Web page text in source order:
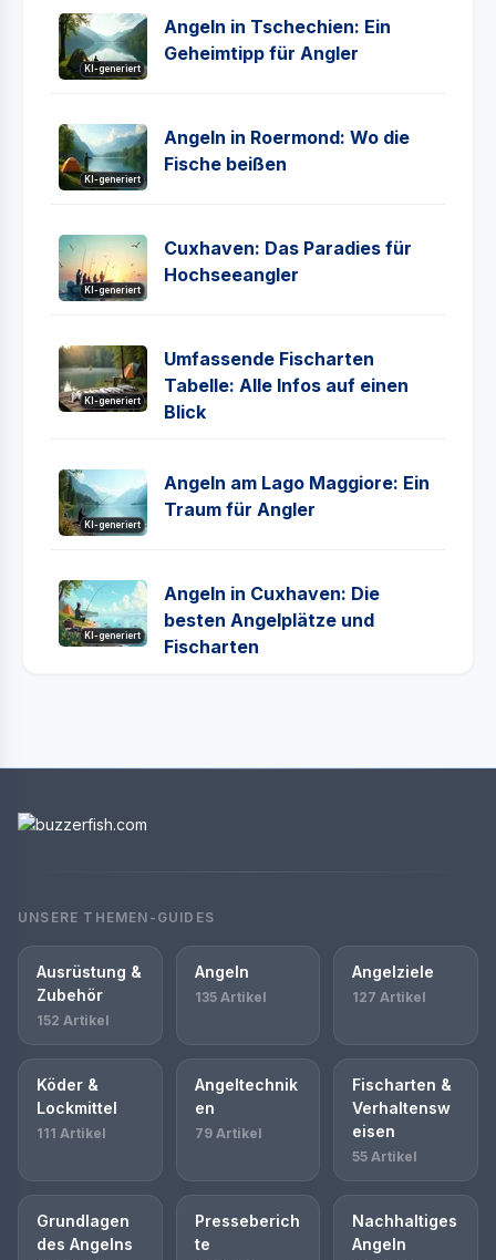
KI-generiert
Angeln in Tschechien: Ein
Geheimtipp für Angler
KI-generiert
Angeln in Roermond: Wo die
Fische beißen
KI-generiert
Cuxhaven: Das Paradies für
Hochseeangler
KI-generiert
Umfassende Fischarten
Tabelle: Alle Infos auf einen
Blick
KI-generiert
Angeln am Lago Maggiore: Ein
Traum für Angler
KI-generiert
Angeln in Cuxhaven: Die
besten Angelplätze und
Fischarten
UNSERE THEMEN-GUIDES
Ausrüstung &
Zubehör
152 Artikel
Angeln
135 Artikel
Angelziele
127 Artikel
Köder &
Lockmittel
111 Artikel
Angeltechnik
en
79 Artikel
Fischarten &
Verhaltensw
eisen
55 Artikel
Grundlagen
des Angelns
Presseberich
te
Nachhaltiges
Angeln